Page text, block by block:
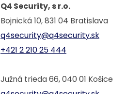
Q4 Security, s r.o.
Bojnická 10, 831 04 Bratislava
q4security@q4security.sk
+421 2 210 25 444
Južná trieda 66, 040 01 Košice